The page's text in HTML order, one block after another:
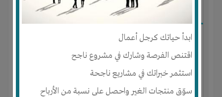
ابدأ حياتك كرجل أعمال
اقتنص الفرصة وشارك في مشروع ناجح
استثمر خبراتك في مشاريع ناجحة
سوّق منتجات الغير واحصل على نسبة من الأرباح
عبدالنور دمارجي عبدالنور دمارجي